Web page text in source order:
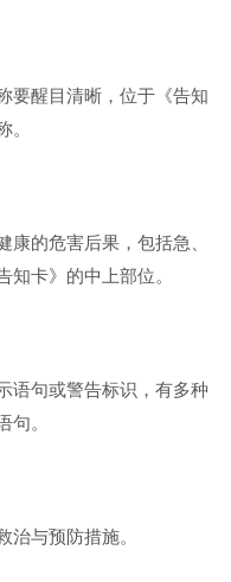
要醒目清晰，位于《告知
。
康的危害后果，包括急、
知卡》的中上部位。
语句或警告标识，有多种
句。
治与预防措施。